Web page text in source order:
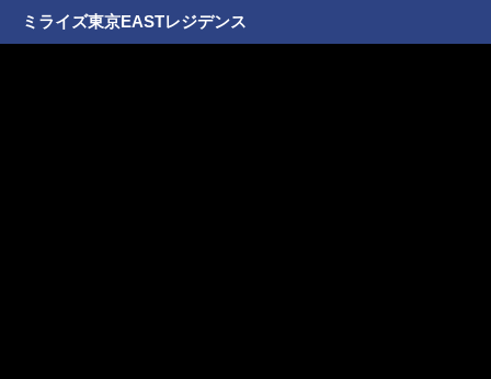
ミライズ東京EASTレジデンス